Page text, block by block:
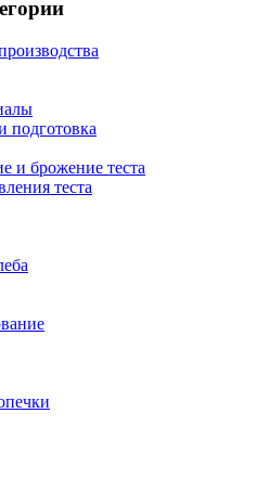
подготовка
и брожение теста
теста